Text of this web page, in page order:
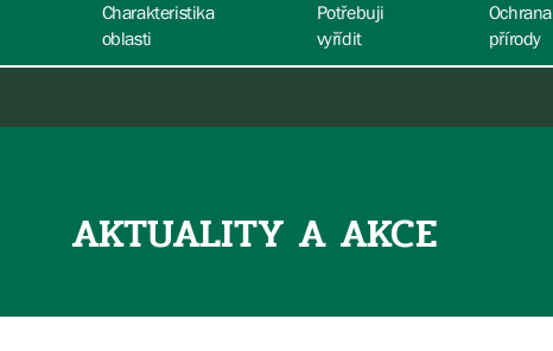
Charakteristika
oblasti
Potřebuji
vyřídit
Ochrana
přírody
AKTUALITY A AKCE